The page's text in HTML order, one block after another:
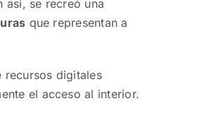
así, se recreó una
que representan a
recursos digitales
el acceso al interior.